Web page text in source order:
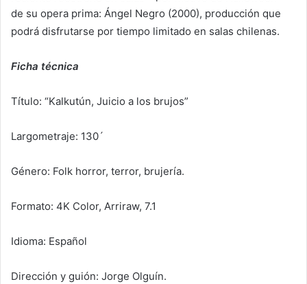
de su opera prima: Ángel Negro (2000), producción que
podrá disfrutarse por tiempo limitado en salas chilenas.
Ficha técnica
Título: “Kalkutún, Juicio a los brujos”
Largometraje: 130´
Género: Folk horror, terror, brujería.
Formato: 4K Color, Arriraw, 7.1
Idioma: Español
Dirección y guión: Jorge Olguín.